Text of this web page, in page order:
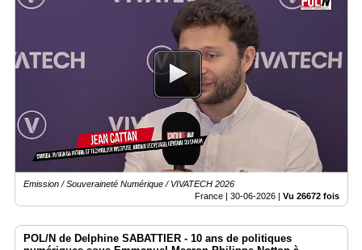
Emission / Souveraineté Numérique / VIVATECH 2026
France | 30-06-2026 | Vu 26672 fois
POL/N de Delphine SABATTIER - 10 ans de politiques